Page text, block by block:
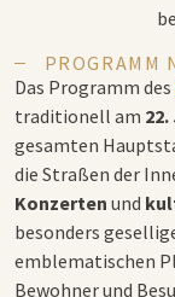
PROGRAMM
Das Programm des
traditionell am
gesamten
die Straßen der
Konzerten und
besonders
emblematischen
Bewohner und